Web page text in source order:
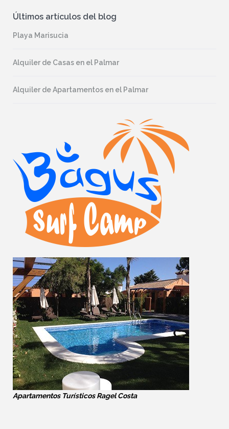
Últimos artículos del blog
Playa Marisucia
Alquiler de Casas en el Palmar
Alquiler de Apartamentos en el Palmar
Apartamentos Turísticos Ragel Costa